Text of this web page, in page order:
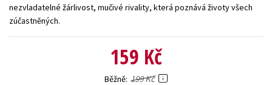
nezvladatelné žárlivost, mučivé rivality, která poznává životy všech
zúčastněných.
159 Kč
Běžně 199 Kč